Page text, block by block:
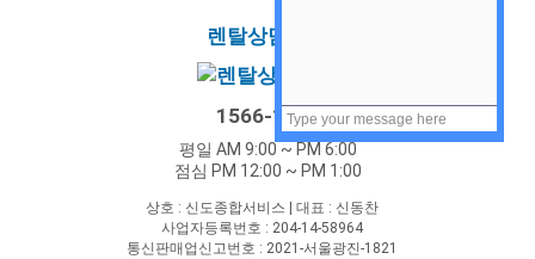
렌탈상담문의
1566-1454
평일 AM 9:00 ~ PM 6:00
점심 PM 12:00 ~ PM 1:00
상호 : 신도종합서비스 | 대표 : 신동찬
사업자등록번호 : 204-14-58964
통신판매업신고번호 : 2021-서울광진-1821